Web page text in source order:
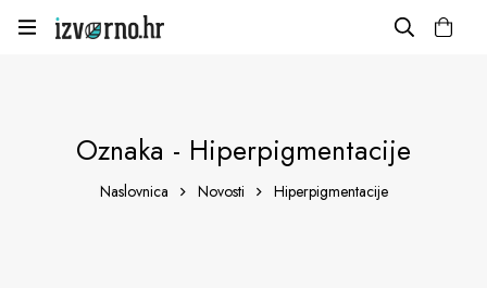
Oznaka - Hiperpigmentacije
Naslovnica Novosti Hiperpigmentacije